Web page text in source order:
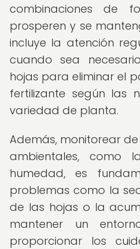
combinaciones de
prosperen y se
incluye la atención
cuando sea
hojas para eliminar el
fertilizante según las
variedad de planta.
Además, monitorear
ambientales, como
humedad, es
problemas como la
de las hojas o la
mantener un
proporcionar los